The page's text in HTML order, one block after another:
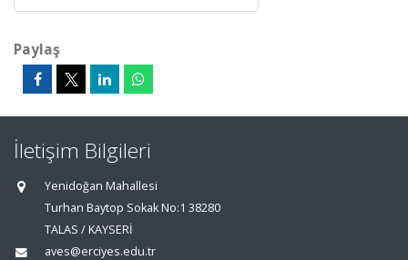
Paylaş
İletişim Bilgileri
Yenidoğan Mahallesi
Turhan Baytop Sokak No:1 38280
TALAS / KAYSERİ
aves@erciyes.edu.tr